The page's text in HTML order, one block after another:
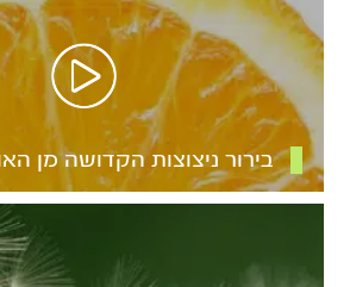
בירור ניצוצות הקדושה מן